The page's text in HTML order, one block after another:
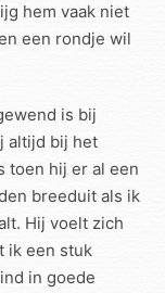
hem vaak niet
een rondje wil
is bij
altijd bij het
toen hij er al een
breeduit als ik
Hij voelt zich
ik een stuk
in goede